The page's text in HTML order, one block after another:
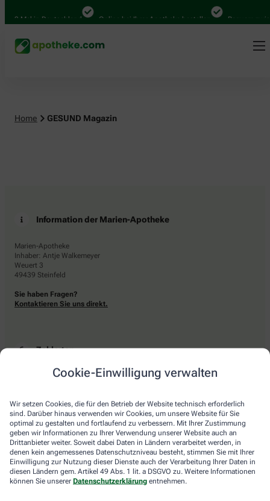
Cookie-Einwilligung verwalten
Wir setzen Cookies, die für den Betrieb der Website technisch erforderlich
sind. Darüber hinaus verwenden wir Cookies, um unsere Website für Sie
optimal zu gestalten und fortlaufend zu verbessern. Mit Ihrer Zustimmung
geben wir Informationen zu Ihrer Verwendung unserer Website auch an
Drittanbieter weiter. Soweit dabei Daten in Ländern verarbeitet werden, in
denen kein angemessenes Datenschutzniveau besteht, stimmen Sie mit Ihrer
Einwilligung zur Nutzung dieser Dienste auch der Verarbeitung Ihrer Daten in
diesen Ländern gem. Artikel 49 Abs. 1 lit. a DSGVO zu. Weitere Informationen
können Sie unserer Datenschutzerklärung entnehmen.
Mal in Deutschland Online bei Ihrer Apotheke bestellen Bequem
Home GESUND Magazin
Information der Marien-Apotheke
Marien-Apotheke
Inhaber: Antje Walkemeyer
Weuert 3
49439 Steinfeld
Sie haben Fragen?
Kontaktieren Sie uns direkt.
Zahlarten
Bar oder mit einer anderen akzeptierten Zahlungsart Ihrer Apotheke vor Ort.
Lieferarten
Abholung in der Apotheke
Botendienstlieferung